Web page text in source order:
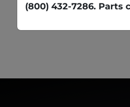
(800) 432-7286. Parts